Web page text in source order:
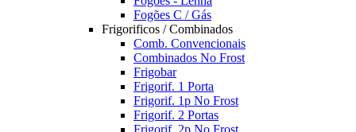
Fogões C / Gás
Frigorificos / Combinados
Comb. Convencionais
Combinados No Frost
Frigobar
Frigorif. 1 Porta
Frigorif. 1p No Frost
Frigorif. 2 Portas
Frigorif. 2p No Frost